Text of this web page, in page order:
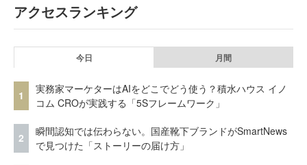
アクセスランキング
今日 月間
1
実務家マーケターはAIをどこでどう使う？積水ハウス イノ
コム CROが実践する「5Sフレームワーク」
2
瞬間認知では伝わらない。国産靴下ブランドがSmartNews
で見つけた「ストーリーの届け方」